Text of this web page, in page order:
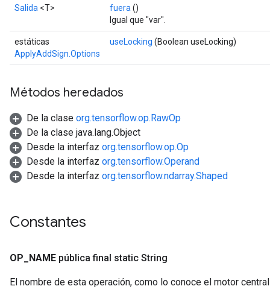
Salida <T> fuera ()
Igual que "var".
estáticas
ApplyAddSign.Options
useLocking (Boolean useLocking)
Métodos heredados
De la clase org.tensorflow.op.RawOp
De la clase java.lang.Object
Desde la interfaz org.tensorflow.op.Op
Desde la interfaz org.tensorflow.Operand
Desde la interfaz org.tensorflow.ndarray.Shaped
Constantes
OP NAME pública final static String
El nombre de esta operación, como lo conoce el motor